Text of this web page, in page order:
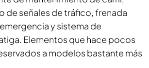
de señales de tráfico, frenada
y sistema de
Elementos que hace pocos
a modelos bastante más